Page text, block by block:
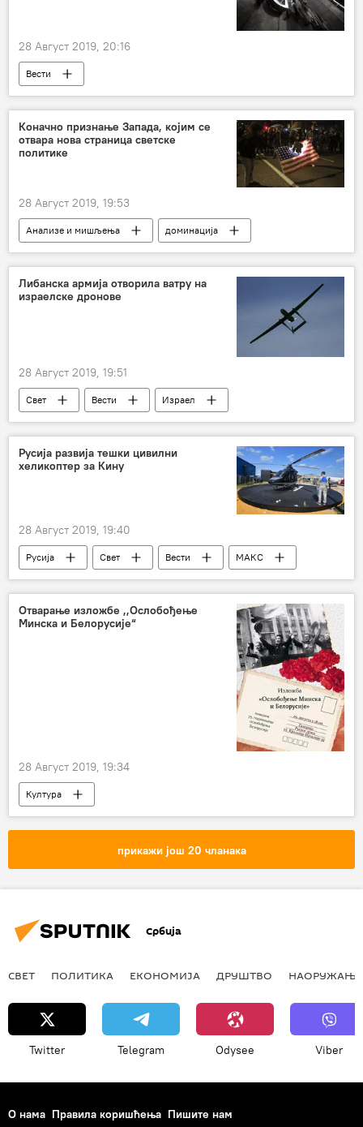
28 Август 2019, 20:16
Вести
Коначно признање Запада, којим се
отвара нова страница светске
политике
28 Август 2019, 19:53
Анализе и мишљења
доминација
глобална
промена
Либанска армија отворила ватру на
израелске дронове
28 Август 2019, 19:51
Свет Вести
Израел
Либан
Русија развија тешки цивилни
хеликоптер за Кину
28 Август 2019, 19:40
Русија Свет Вести
МАКС
хеликоптери
Отварање изложбе ,,Ослобођење
Минска и Белорусије“
28 Август 2019, 19:34
Култура
прикажи још 20 чланака
Србија
СВЕТ ПОЛИТИКА ЕКОНОМИЈА ДРУШТВО НАОРУЖАЊЕ
Twitter Telegram Odysee Viber
О нама Правила коришћења Пишите нам